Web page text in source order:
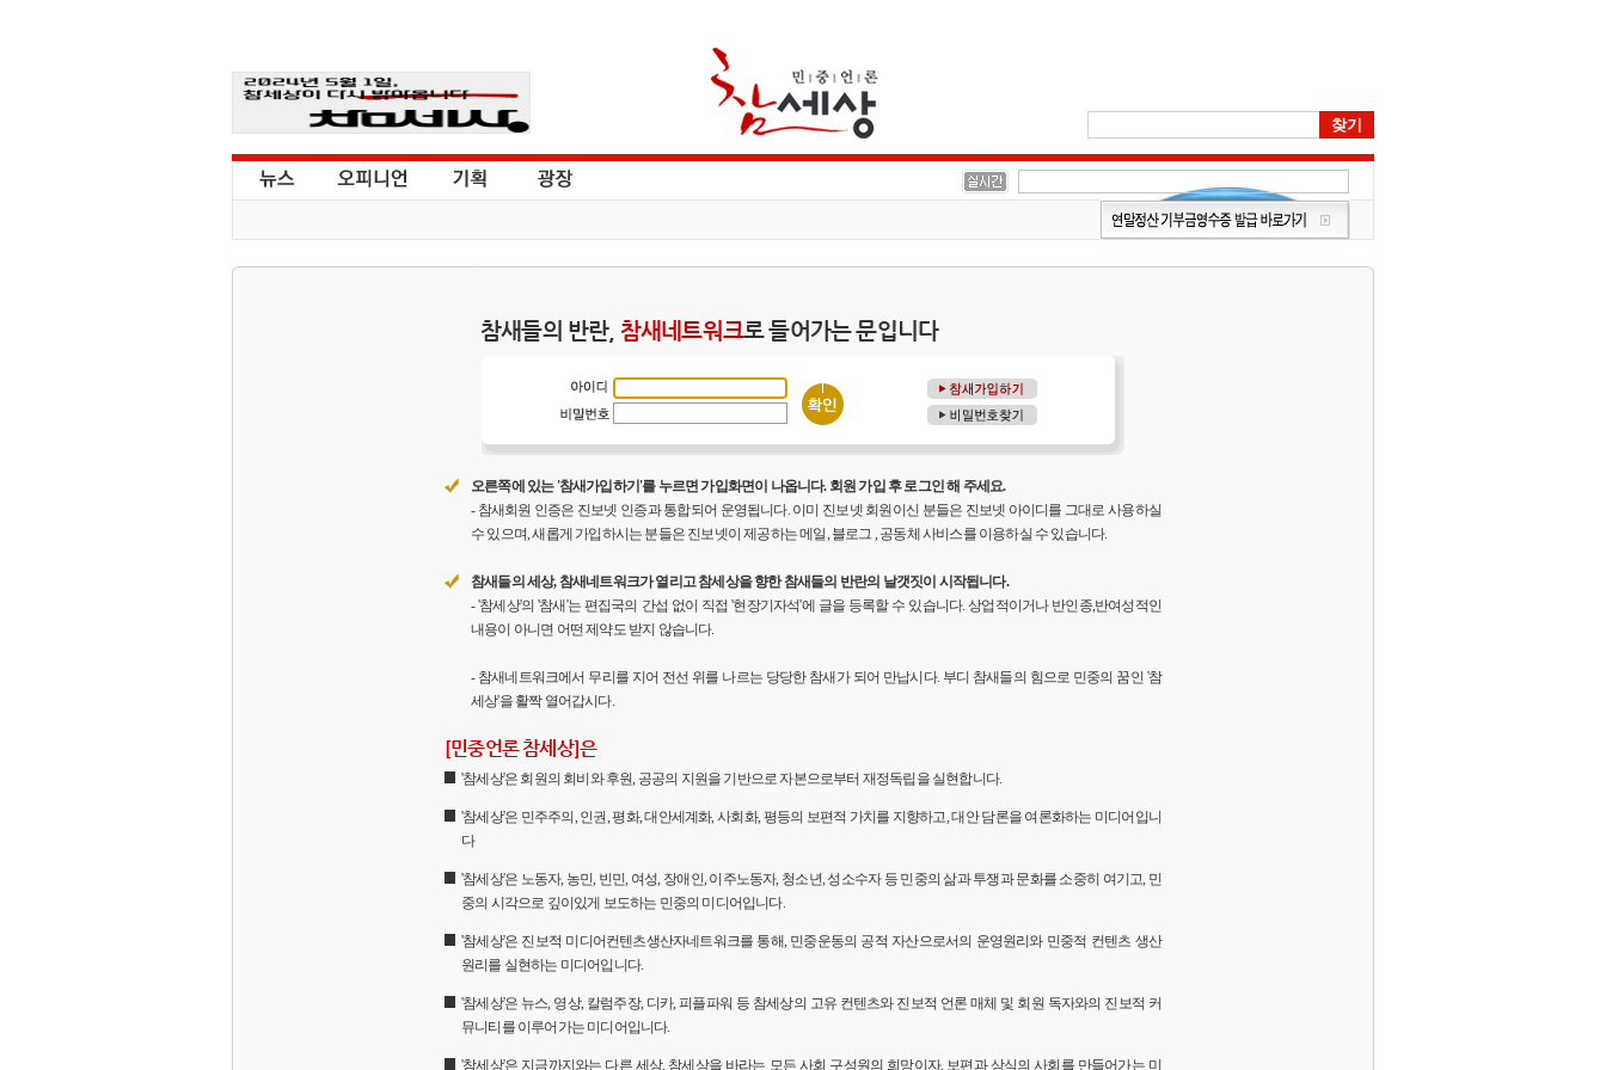
참새들의 반란, 참새네트워크로 들어가는 문입니다
오른쪽에 있는 '참새가입하기'를 누르면 가입화면이 나옵니다. 회원 가입 후 로그인 해 주세요.
- 참새회원 인증은 진보넷 인증과 통합되어 운영됩니다. 이미 진보넷 회원이신 분들은 진보넷 아이디를 그대로 사용하실
수 있으며, 새롭게 가입하시는 분들은 진보넷이 제공하는 메일, 블로그 , 공동체 사비스를 이용하실 수 있습니다.
참새들의 세상, 참새네트워크가 열리고 참세상을 향한 참새들의 반란의 날갯짓이 시작됩니다.
- '참세상'의 '참새'는 편집국의 간섭 없이 직접 '현장기자석'에 글을 등록할 수 있습니다. 상업적이거나 반인종,반여성적인
내용이 아니면 어떤 제약도 받지 않습니다.
- 참새네트워크에서 무리를 지어 전선 위를 나르는 당당한 참새가 되어 만납시다. 부디 참새들의 힘으로 민중의 꿈인 '참
세상'을 활짝 열어갑시다.
[민중언론 참세상]은
'참세상'은 회원의 회비와 후원, 공공의 지원을 기반으로 자본으로부터 재정독립을 실현합니다.
'참세상'은 민주주의, 인권, 평화, 대안세계화, 사회화, 평등의 보편적 가치를 지향하고, 대안 담론을 여론화하는 미디어입니
다
'참세상'은 노동자, 농민, 빈민, 여성, 장애인, 이주노동자, 청소년, 성소수자 등 민중의 삶과 투쟁과 문화를 소중히 여기고, 민
중의 시각으로 깊이있게 보도하는 민중의 미디어입니다.
'참세상'은 진보적 미디어컨텐츠생산자네트워크를 통해, 민중운동의 공적 자산으로서의 운영원리와 민중적 컨텐츠 생산
원리를 실현하는 미디어입니다.
'참세상'은 뉴스, 영상, 칼럼주장, 디카, 피플파워 등 참세상의 고유 컨텐츠와 진보적 언론 매체 및 회원 독자와의 진보적 커
뮤니티를 이루어가는 미디어입니다.
'참세상'은 지금까지와는 다른 세상, 참세상을 바라는 모든 사회 구성원의 희망이자, 보편과 상식의 사회를 만들어가는 미